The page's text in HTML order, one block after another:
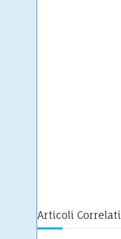
Articoli Correlati